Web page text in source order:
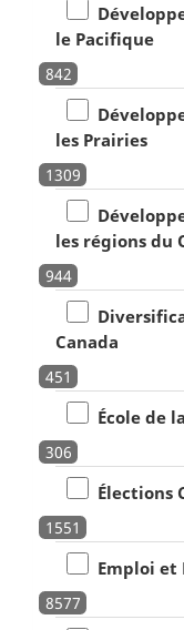
le Pacifique
842
les Prairies
1309
les régions du
944
Canada
451
École de
306
Élections
1551
Emploi et
8577